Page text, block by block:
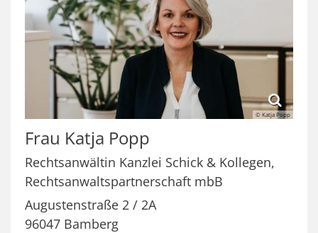
© Katja Popp
Frau Katja Popp
Rechtsanwältin Kanzlei Schick & Kollegen,
Rechtsanwaltspartnerschaft mbB
Augustenstraße 2 / 2A
96047 Bamberg